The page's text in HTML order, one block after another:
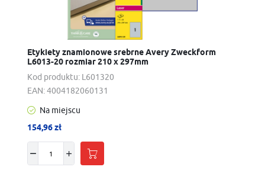
Kod produktu: L601320
Etykiety znamionowe srebrne Avery Zweckform
L6013-20 rozmiar 210 x 297mm
EAN:4004182060131
Na miejscu
154,96 zł